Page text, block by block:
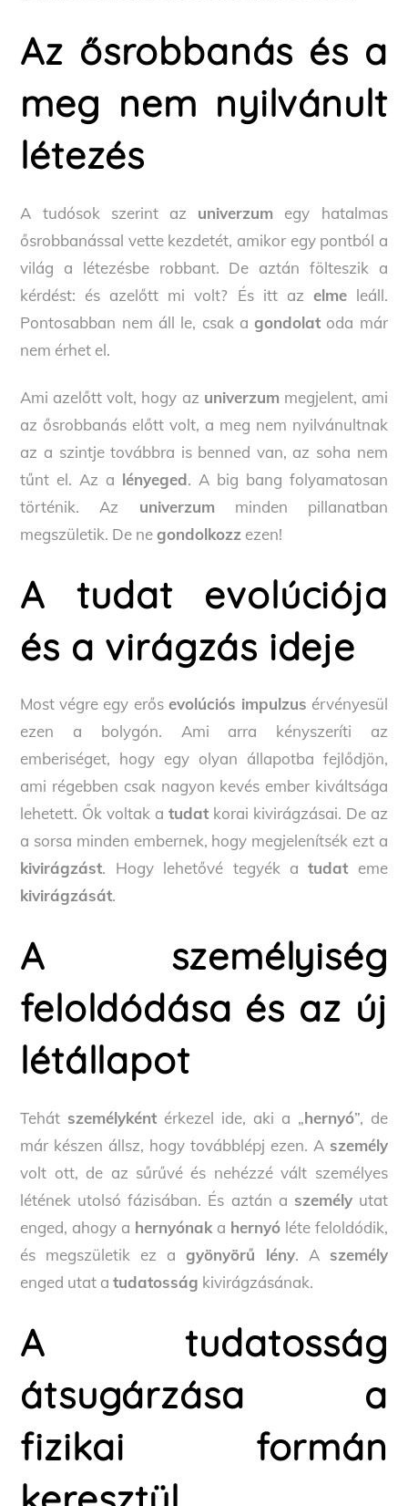
Az ősrobbanás és a
meg nem nyilvánult
létezés
A tudósok szerint az univerzum egy hatalmas
ősrobbanással vette kezdetét, amikor egy pontból a
világ a létezésbe robbant. De aztán fölteszik a
kérdést: és azelőtt mi volt? És itt az elmeleáll.
Pontosabban nem áll le, csak agondolat oda már
nem érhet el.
Ami azelőtt volt, hogy az univerzum megjelent, ami
az ősrobbanás előtt volt, a meg nem nyilvánultnak
az a szintje továbbra is benned van, az soha nem
tűnt el. Az a lényeged. A big bang folyamatosan
történik. Az univerzum minden pillanatban
megszületik. De negondolkozz ezen!
A tudat evolúciója
és a virágzás ideje
Most végre egy erős evolúciós impulzus érvényesül
ezen a bolygón. Ami arra kényszeríti az
emberiséget, hogy egy olyan állapotba fejlődjön,
ami régebben csak nagyon kevés ember kiváltsága
lehetett. Ők voltak a tudat korai kivirágzásai. De az
a sorsa minden embernek, hogy megjelenítsék ezt a
kivirágzást. Hogy lehetővé tegyék atudat eme
kivirágzását.
A személyiség
feloldódása és az új
létállapot
Tehátszemélyként érkezel ide, aki a „hernyó”, de
már készen állsz, hogy továbblépj ezen. A személy
volt ott, de az sűrűvé és nehézzé vált személyes
létének utolsó fázisában. És aztán a személyutat
enged, ahogy a hernyónak a hernyóléte feloldódik,
és megszületik ez a gyönyörű lény. A személy
enged utat atudatosság kivirágzásának.
A tudatosság
átsugárzása a
fizikai formán